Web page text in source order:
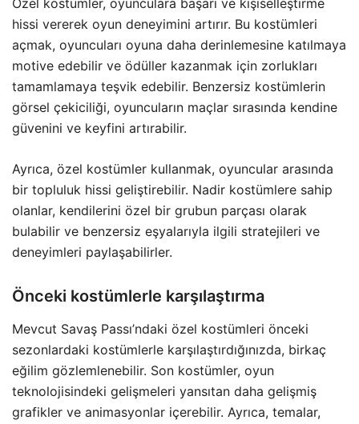
Özel kostümler, oyunculara başarı ve kişiselleştirme
hissi vererek oyun deneyimini artırır. Bu kostümleri
açmak, oyuncuları oyuna daha derinlemesine katılmaya
motive edebilir ve ödüller kazanmak için zorlukları
tamamlamaya teşvik edebilir. Benzersiz kostümlerin
görsel çekiciliği, oyuncuların maçlar sırasında kendine
güvenini ve keyfini artırabilir.
Ayrıca, özel kostümler kullanmak, oyuncular arasında
bir topluluk hissi geliştirebilir. Nadir kostümlere sahip
olanlar, kendilerini özel bir grubun parçası olarak
bulabilir ve benzersiz eşyalarıyla ilgili stratejileri ve
deneyimleri paylaşabilirler.
Önceki kostümlerle karşılaştırma
Mevcut Savaş Passı’ndaki özel kostümleri önceki
sezonlardaki kostümlerle karşılaştırdığınızda, birkaç
eğilim gözlemlenebilir. Son kostümler, oyun
teknolojisindeki gelişmeleri yansıtan daha gelişmiş
grafikler ve animasyonlar içerebilir. Ayrıca, temalar,